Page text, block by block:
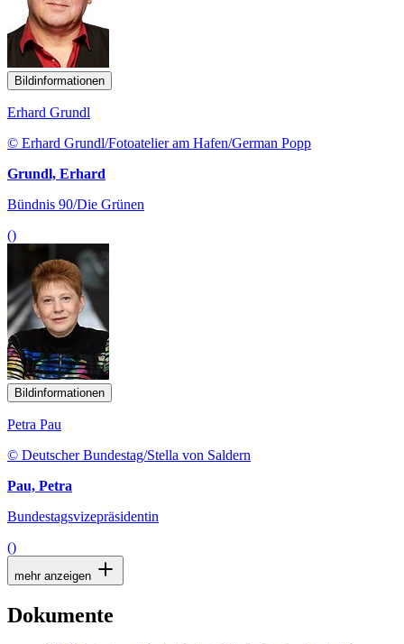
Bildinformationen
Erhard Grundl
© Erhard Grundl/Fotoatelier am Hafen/German Popp
Grundl, Erhard
Bündnis 90/Die Grünen
()
Bildinformationen
Petra Pau
© Deutscher Bundestag/Stella von Saldern
Pau, Petra
Bundestagsvizepräsidentin
()
mehr anzeigen
Dokumente